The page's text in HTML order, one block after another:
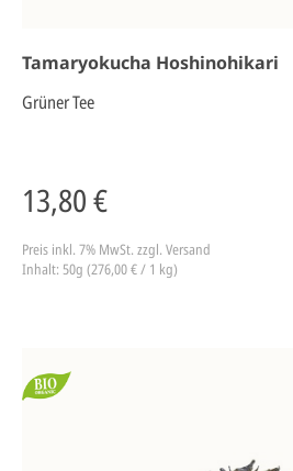
Tamaryokucha Hoshinohikari
Grüner Tee
13,80 €
Preis inkl. 7% MwSt. zzgl. Versand
Inhalt: 50g (276,00 € / 1 kg)